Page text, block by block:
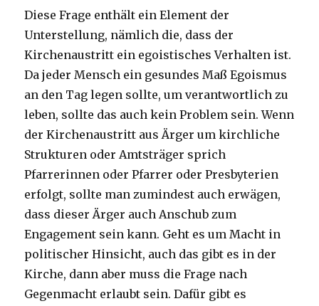
Diese Frage enthält ein Element der
Unterstellung, nämlich die, dass der
Kirchenaustritt ein egoistisches Verhalten ist.
Da jeder Mensch ein gesundes Maß Egoismus
an den Tag legen sollte, um verantwortlich zu
leben, sollte das auch kein Problem sein. Wenn
der Kirchenaustritt aus Ärger um kirchliche
Strukturen oder Amtsträger sprich
Pfarrerinnen oder Pfarrer oder Presbyterien
erfolgt, sollte man zumindest auch erwägen,
dass dieser Ärger auch Anschub zum
Engagement sein kann. Geht es um Macht in
politischer Hinsicht, auch das gibt es in der
Kirche, dann aber muss die Frage nach
Gegenmacht erlaubt sein. Dafür gibt es